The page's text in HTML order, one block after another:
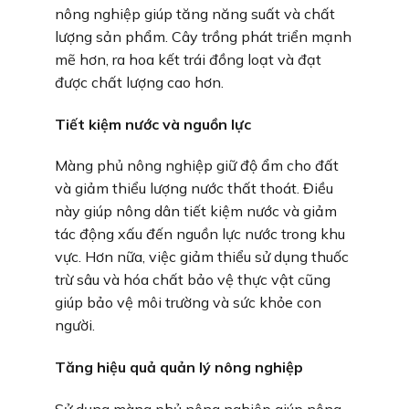
nông nghiệp giúp tăng năng suất và chất
lượng sản phẩm. Cây trồng phát triển mạnh
mẽ hơn, ra hoa kết trái đồng loạt và đạt
được chất lượng cao hơn.
Tiết kiệm nước và nguồn lực
Màng phủ nông nghiệp giữ độ ẩm cho đất
và giảm thiểu lượng nước thất thoát. Điều
này giúp nông dân tiết kiệm nước và giảm
tác động xấu đến nguồn lực nước trong khu
vực. Hơn nữa, việc giảm thiểu sử dụng thuốc
trừ sâu và hóa chất bảo vệ thực vật cũng
giúp bảo vệ môi trường và sức khỏe con
người.
Tăng hiệu quả quản lý nông nghiệp